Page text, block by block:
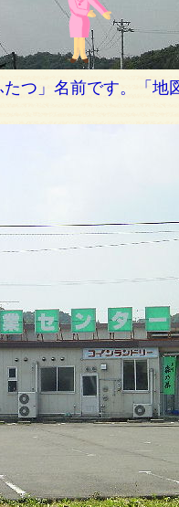
つ」名前です。「地